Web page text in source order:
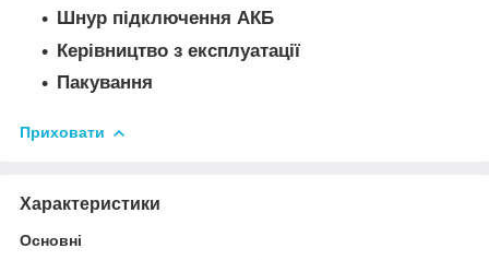
Шнур підключення АКБ
Керівництво з експлуатації
Пакування
Приховати
Характеристики
Основні